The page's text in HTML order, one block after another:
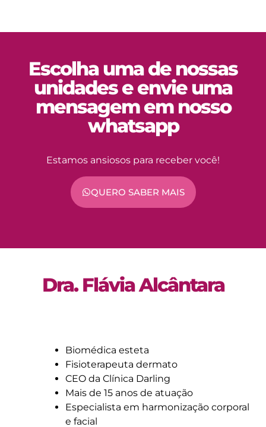
Escolha uma de nossas
unidades e envie uma
mensagem em nosso
whatsapp
Estamos ansiosos para receber você!
QUERO SABER MAIS
Dra. Flávia Alcântara
Biomédica esteta
Fisioterapeuta dermato
CEO da Clínica Darling
Mais de 15 anos de atuação
Especialista em harmonização corporal
e facial